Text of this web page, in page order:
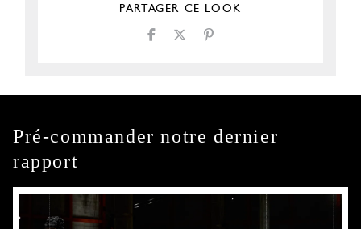
PARTAGER CE LOOK
Pré-commander notre dernier
rapport